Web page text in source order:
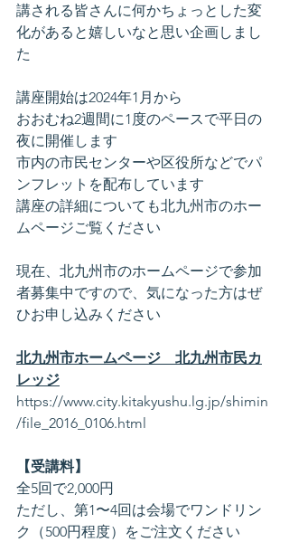
講される皆さんに何かちょっとした変
化があると嬉しいなと思い企画しまし
た
講座開始は2024年1月から
おおむね2週間に1度のペースで平日の
夜に開催します
市内の市民センターや区役所などでパ
ンフレットを配布しています
講座の詳細についても北九州市のホー
ムページご覧ください
現在、北九州市のホームページで参加
者募集中ですので、気になった方はぜ
ひお申し込みください
北九州市ホームページ　北九州市民カ
レッジ
https://www.city.kitakyushu.lg.jp/shimin
/file_2016_0106.html
【受講料】
全5回で2,000円
ただし、第1〜4回は会場でワンドリン
ク（500円程度）をご注文ください